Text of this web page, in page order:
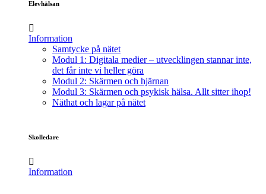
Elevhälsan
Information
Samtycke på nätet
Modul 1: Digitala medier – utvecklingen stannar inte,
det får inte vi heller göra
Modul 2: Skärmen och hjärnan
Modul 3: Skärmen och psykisk hälsa. Allt sitter ihop!
Näthat och lagar på nätet
Skolledare
Information